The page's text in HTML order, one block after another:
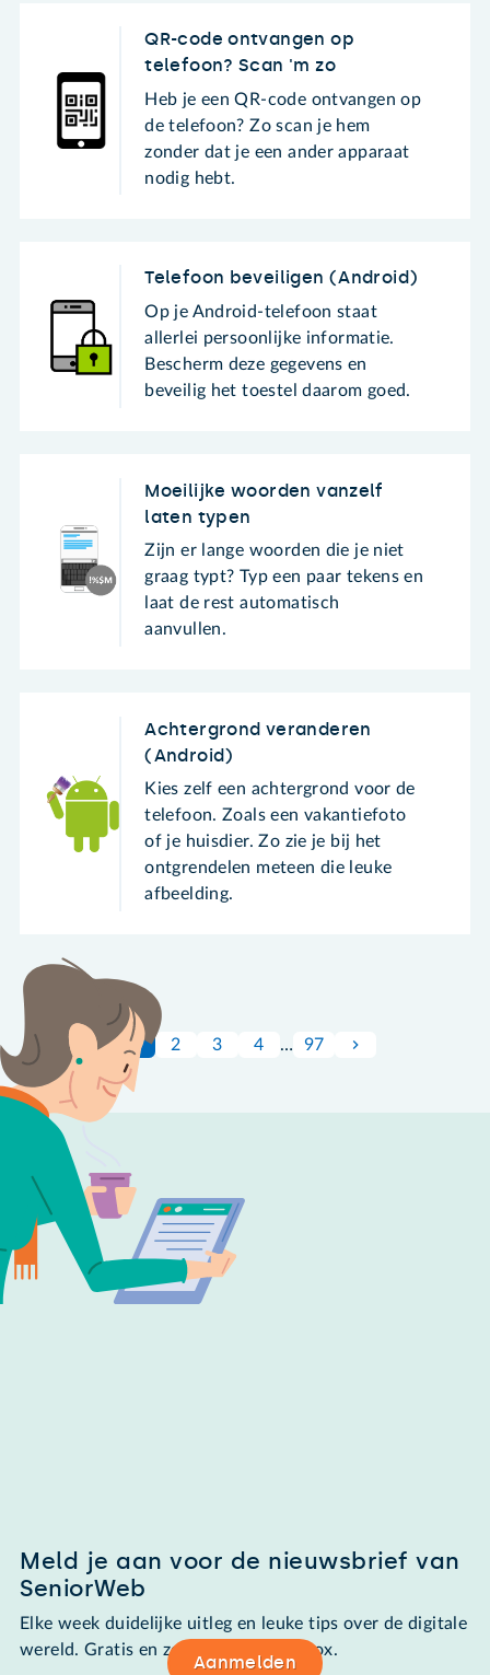
QR-code ontvangen op
telefoon? Scan 'm zo
Heb je een QR-code ontvangen op
de telefoon? Zo scan je hem
zonder dat je een ander apparaat
nodig hebt.
Telefoon beveiligen (Android)
Op je Android-telefoon staat
allerlei persoonlijke informatie.
Bescherm deze gegevens en
beveilig het toestel daarom goed.
Moeilijke woorden vanzelf
laten typen
Zijn er lange woorden die je niet
graag typt? Typ een paar tekens en
laat de rest automatisch
aanvullen.
Achtergrond veranderen
(Android)
Kies zelf een achtergrond voor de
telefoon. Zoals een vakantiefoto
of je huisdier. Zo zie je bij het
ontgrendelen meteen die leuke
afbeelding.
1 2 3 4 … 97
Meld je aan voor de nieuwsbrief van
SeniorWeb
Elke week duidelijke uitleg en leuke tips over de digitale
wereld. Gratis en zomaar in de mailbox.
Aanmelden